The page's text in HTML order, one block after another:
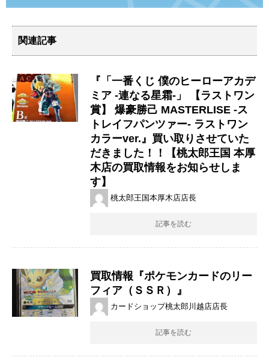
関連記事
『「一番くじ 僕のヒーローアカデ
ミア -連なる星霜-」 【ラストワン
賞】 爆豪勝己 MASTERLISE -ス
トレイフパンツァー- ラストワン
カラーver.』買い取りさせていた
だきました！！【桃太郎王国 本厚
木店の買取情報をお知らせしま
す】
桃太郎王国本厚木店店長
記事を読む
買取情報『ポケモンカードのリー
フィア（ＳＳＲ）』
カードショップ桃太郎川越店店長
記事を読む